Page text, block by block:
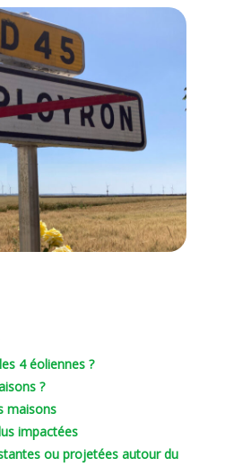
4 éoliennes ?
?
maisons
impactées
ou projetées autour du